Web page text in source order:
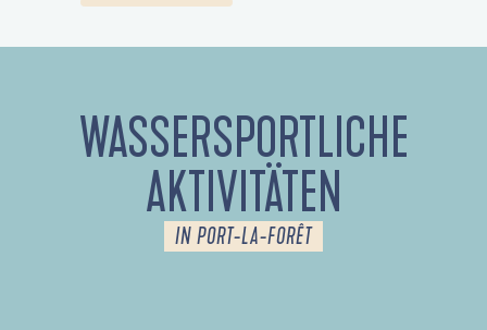
WASSERSPORTLICHE
AKTIVITÄTEN
IN PORT-LA-FORÊT